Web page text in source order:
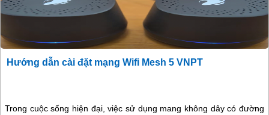
Hướng dẫn cài đặt mạng Wifi Mesh 5 VNPT
Trong cuộc sống hiện đại, việc sử dụng mang không dây có đường